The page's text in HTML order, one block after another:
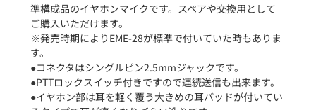
準構成品のイヤホンマイクです。スペアや交換用として
ご購入いただけます。
※発売時期によりEME-28が標準で付いていた時もありま
す。
●コネクタはシングルピン2.5mmジャックです。
●PTTロックスイッチ付きですので連続送信も出来ます。
●イヤホン部は耳を軽く覆う大きめの耳パッドが付いてい